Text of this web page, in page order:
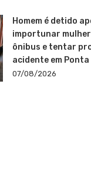
Homem é detido
importunar mulher
ônibus e tentar
acidente em Ponta
07/08/2026